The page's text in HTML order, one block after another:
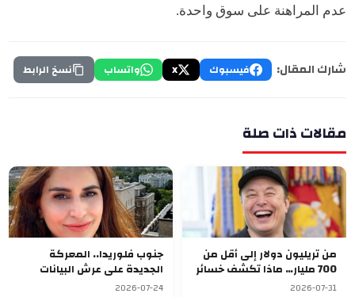
عدم المراهنة على سوق واحدة.
شارك المقال: فيسبوك X واتساب نسخ الرابط
مقالات ذات صلة
من تريليون دولار إلى أقل من
700 مليار… ماذا تكشف خسائر
ماسك عن اقتصاد المستقبل؟
2026-07-31
جنوب فلوريدا.. المعركة
الجديدة على عرش البيانات
2026-07-24